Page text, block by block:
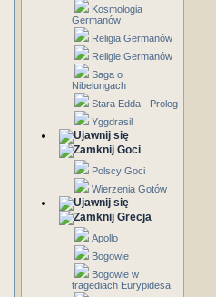
Kosmologia
Germanów
Religia Germanów
Religie Germanów
Saga o
Nibelungach
Stara Edda - Prolog
Yggdrasil
Goci
Polscy Goci
Wierzenia Gotów
Grecja
Apollo
Bogowie
Bogowie w
tragediach Eurypidesa